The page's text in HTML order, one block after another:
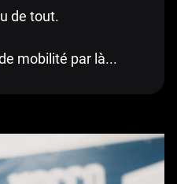
de tout.
mobilité par là...